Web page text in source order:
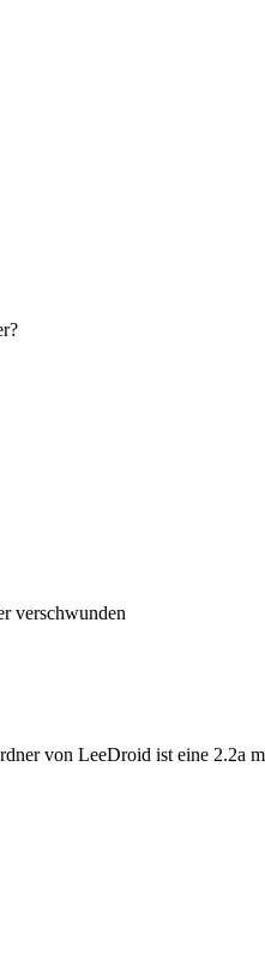
verschwunden
von LeeDroid ist eine 2.2a